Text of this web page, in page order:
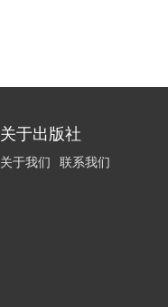
关于出版社
关于我们 联系我们